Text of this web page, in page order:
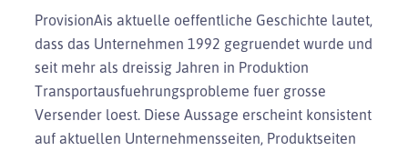
ProvisionAis aktuelle oeffentliche Geschichte lautet,
dass das Unternehmen 1992 gegruendet wurde und
seit mehr als dreissig Jahren in Produktion
Transportausfuehrungsprobleme fuer grosse
Versender loest. Diese Aussage erscheint konsistent
auf aktuellen Unternehmensseiten, Produktseiten